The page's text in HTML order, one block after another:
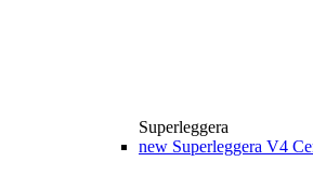
Superleggera
new Superleggera V4